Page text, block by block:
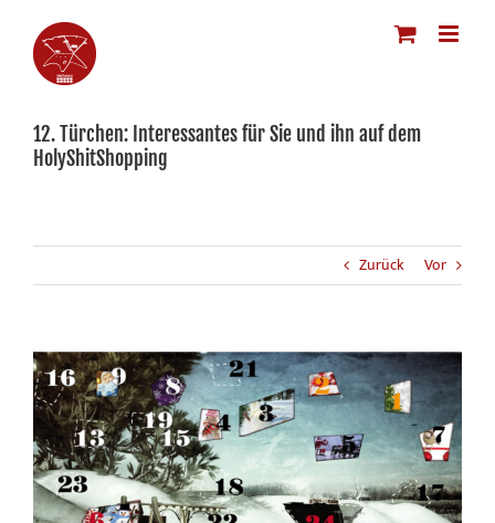
Inhalt
springen
12. Türchen: Interessantes für Sie und ihn auf dem
HolyShitShopping
Zurück Vor
Zeige
grösseres
Bild